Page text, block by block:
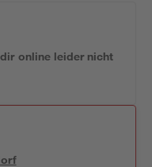
online leider nicht